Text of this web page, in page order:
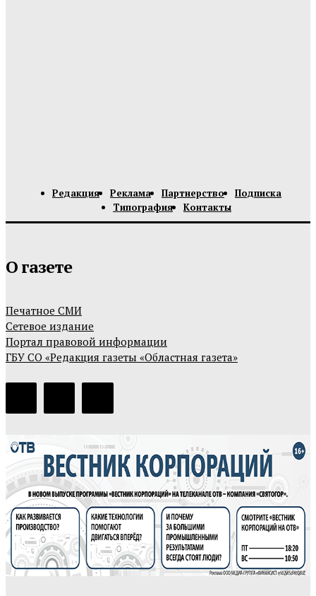
Редакция Реклама Партнерство
Подписка
Типография
Контакты
О газете
Печатное СМИ
Сетевое издание
Портал правовой информации
ГБУ СО «Редакция газеты «Областная газета»